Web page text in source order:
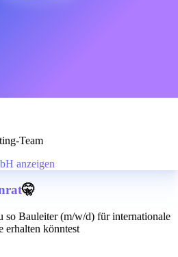
Team
anzeigen
🤫
so Bauleiter (m/w/d) für internationale
erhalten könntest